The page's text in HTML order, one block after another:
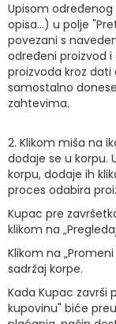
Upisom
opisa...) u polje
povezani s
određeni proizvod
proizvoda kroz dati
samostalno
zahtevima.
2. Klikom miša na
dodaje se u korpu.
korpu, dodaje ih
proces odabira
Kupac pre
klikom na
Klikom na
sadržaj korpe.
Kada Kupac završi
kupovinu" biće